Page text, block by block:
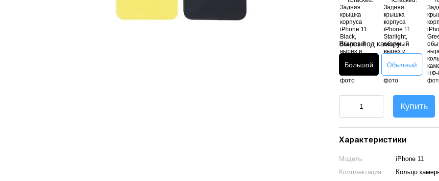
Вырез под камеру
Большой Обычный
Купить
Характеристики
Модель
iPhone 11
Комплектация
Кольцо